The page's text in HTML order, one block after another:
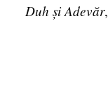
Duh și Adevăr,